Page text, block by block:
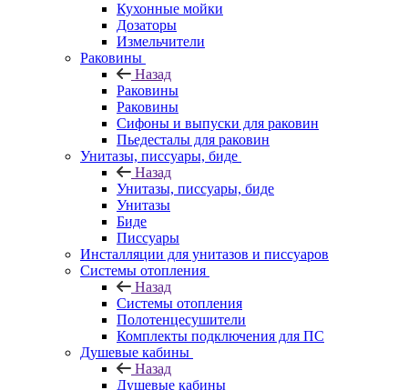
Кухонные мойки
Дозаторы
Измельчители
Раковины
Назад
Раковины
Раковины
Сифоны и выпуски для раковин
Пьедесталы для раковин
Унитазы, писсуары, биде
Назад
Унитазы, писсуары, биде
Унитазы
Биде
Писсуары
Инсталляции для унитазов и писсуаров
Системы отопления
Назад
Системы отопления
Полотенцесушители
Комплекты подключения для ПС
Душевые кабины
Назад
Душевые кабины